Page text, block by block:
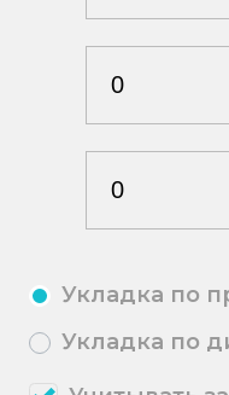
Укладка по
Укладка по